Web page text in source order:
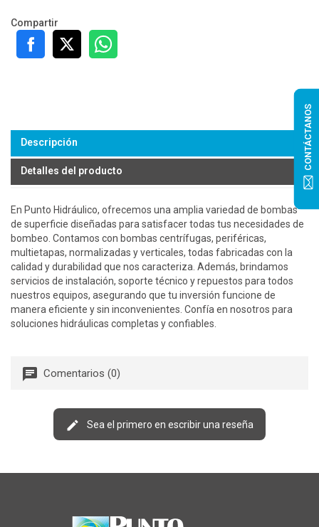
Compartir
Descripción
Detalles del producto
En Punto Hidráulico, ofrecemos una amplia variedad de bombas
de superficie diseñadas para satisfacer todas tus necesidades de
bombeo. Contamos con bombas centrífugas, periféricas,
multietapas, normalizadas y verticales, todas fabricadas con la
calidad y durabilidad que nos caracteriza. Además, brindamos
servicios de instalación, soporte técnico y repuestos para todos
nuestros equipos, asegurando que tu inversión funcione de
manera eficiente y sin inconvenientes. Confía en nosotros para
soluciones hidráulicas completas y confiables.
Comentarios (0)
Sea el primero en escribir una reseña
CONTÁCTANOS